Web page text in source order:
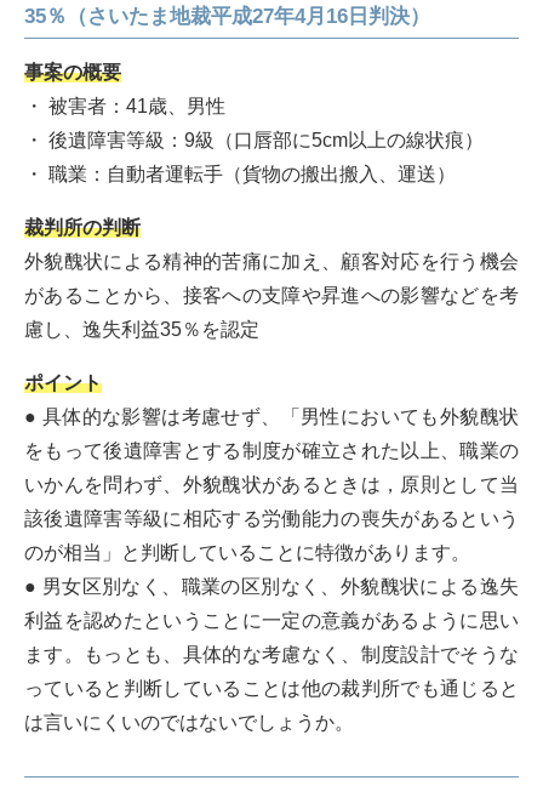
35％（さいたま地裁平成27年4月16日判決）
事案の概要
・ 被害者：41歳、男性
・ 後遺障害等級：9級（口唇部に5cm以上の線状痕）
・ 職業：自動者運転手（貨物の搬出搬入、運送）
裁判所の判断
外貌醜状による精神的苦痛に加え、顧客対応を行う機会
があることから、接客への支障や昇進への影響などを考
慮し、逸失利益35％を認定
ポイント
● 具体的な影響は考慮せず、「男性においても外貌醜状
をもって後遺障害とする制度が確立された以上、職業の
いかんを問わず、外貌醜状があるときは，原則として当
該後遺障害等級に相応する労働能力の喪失があるという
のが相当」と判断していることに特徴があります。
● 男女区別なく、職業の区別なく、外貌醜状による逸失
利益を認めたということに一定の意義があるように思い
ます。もっとも、具体的な考慮なく、制度設計でそうな
っていると判断していることは他の裁判所でも通じると
は言いにくいのではないでしょうか。